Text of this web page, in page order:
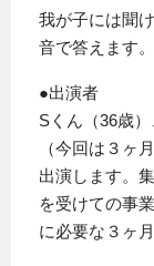
我が子には聞
音で答えます。
●出演者
Sくん（36歳
（今回は３ヶ
出演します。
を受けての事
に必要な３ヶ